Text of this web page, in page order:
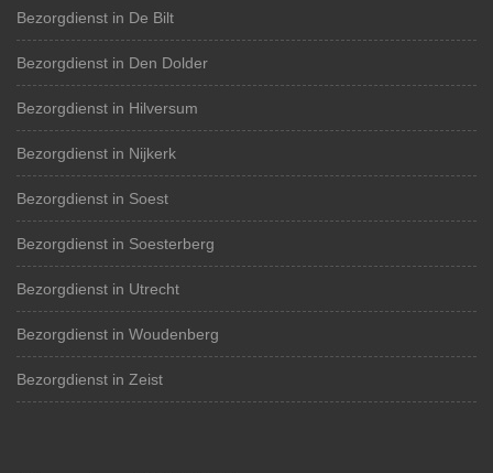
Bezorgdienst in De Bilt
Bezorgdienst in Den Dolder
Bezorgdienst in Hilversum
Bezorgdienst in Nijkerk
Bezorgdienst in Soest
Bezorgdienst in Soesterberg
Bezorgdienst in Utrecht
Bezorgdienst in Woudenberg
Bezorgdienst in Zeist